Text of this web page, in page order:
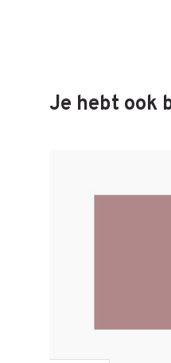
Je hebt ook